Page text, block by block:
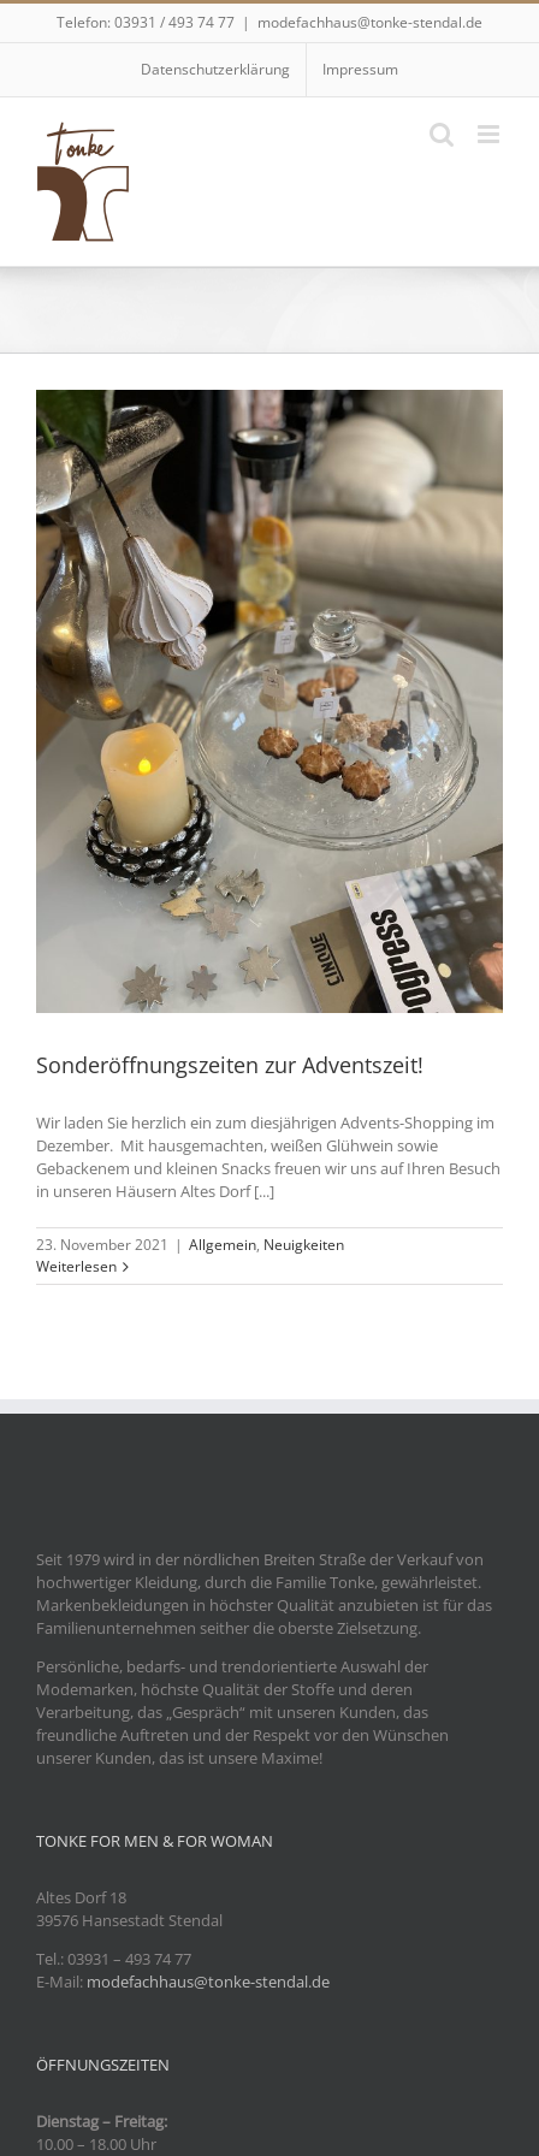
Skip
Telefon: 03931 / 493 74 77 | modefachhaus@tonke-stendal.de
Datenschutzerklärung Impressum
Sonderöffnungszeiten zur Adventszeit!
Wir laden Sie herzlich ein zum diesjährigen Advents-Shopping im
Dezember. Mit hausgemachten, weißen Glühwein sowie
Gebackenem und kleinen Snacks freuen wir uns auf Ihren Besuch
in unseren Häusern Altes Dorf [...]
23. November 2021 | Allgemein, Neuigkeiten
Weiterlesen
Seit 1979 wird in der nördlichen Breiten Straße der Verkauf von
hochwertiger Kleidung, durch die Familie Tonke, gewährleistet.
Markenbekleidungen in höchster Qualität anzubieten ist für das
Familienunternehmen seither die oberste Zielsetzung.
Persönliche, bedarfs- und trendorientierte Auswahl der
Modemarken, höchste Qualität der Stoffe und deren
Verarbeitung, das „Gespräch“ mit unseren Kunden, das
freundliche Auftreten und der Respekt vor den Wünschen
unserer Kunden, das ist unsere Maxime!
TONKE FOR MEN & FOR WOMAN
Altes Dorf 18
39576 Hansestadt Stendal
Tel.: 03931 – 493 74 77
E-Mail: modefachhaus@tonke-stendal.de
ÖFFNUNGSZEITEN
Dienstag – Freitag:
10.00 – 18.00 Uhr